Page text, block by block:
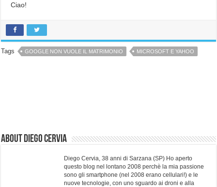
Ciao!
Tags GOOGLE NON VUOLE IL MATRIMONIO MICROSOFT E YAHOO
About Diego Cervia
Diego Cervia, 38 anni di Sarzana (SP) Ho aperto
questo blog nel lontano 2008 perchè la mia passione
sono gli smartphone (nel 2008 erano cellulari!) e le
nuove tecnologie, con uno sguardo ai droni e alla